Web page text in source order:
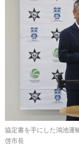
協定書を手にした鴻池運
啓市長